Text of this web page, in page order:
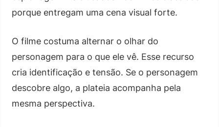
porque entregam uma cena visual forte.
O filme costuma alternar o olhar do
personagem para o que ele vê. Esse recurso
cria identificação e tensão. Se o personagem
descobre algo, a plateia acompanha pela
mesma perspectiva.